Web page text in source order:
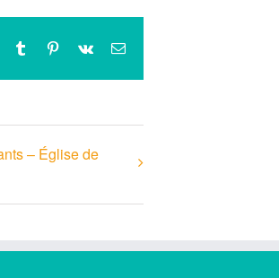
Tumblr Pinterest
Vk Email
– Église de